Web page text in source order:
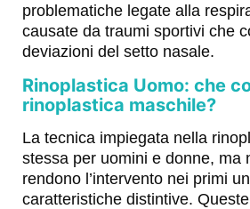
problematiche legate alla
causate da traumi sportivi che
deviazioni del setto nasale.
Rinoplastica Uomo: che
rinoplastica maschile?
La tecnica impiegata nella
stessa per uomini e donne, ma
rendono l’intervento nei primi
caratteristiche distintive.